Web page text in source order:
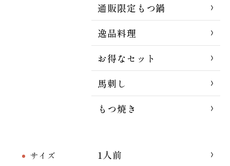
通販限定もつ鍋
逸品料理
お得なセット
馬刺し
もつ焼き
サイズ
1人前